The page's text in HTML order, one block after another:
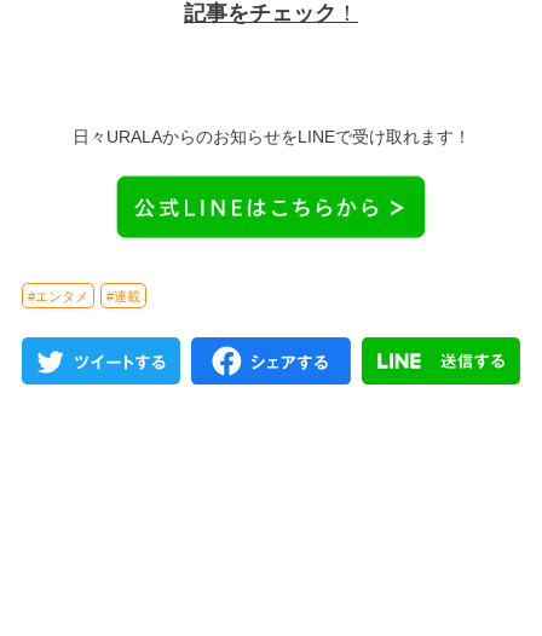
記事をチェック ！
日々URALAからのお知らせをLINEで受け取れます！
#エンタメ #連載